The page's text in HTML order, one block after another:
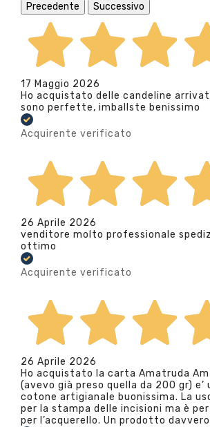
Precedente
Successivo
17 Maggio 2026
Ho acquistato delle candeline
sono perfette, imballste benissimo
Acquirente verificato
26 Aprile 2026
venditore molto professionale
ottimo
Acquirente verificato
26 Aprile 2026
Ho acquistato la carta Amatruda
(avevo già preso quella da 200 gr) e’
cotone artigianale buonissima. La
per la stampa delle incisioni ma è
per l’acquerello. Un prodotto